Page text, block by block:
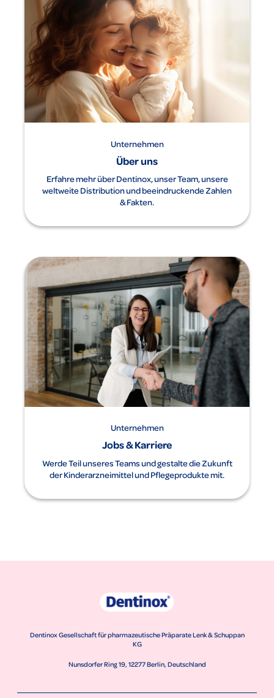
Unternehmen
Über uns
Erfahre mehr über Dentinox, unser Team, unsere
weltweite Distribution und beeindruckende Zahlen
& Fakten.
Unternehmen
Jobs & Karriere
Werde Teil unseres Teams und gestalte die Zukunft
der Kinderarzneimittel und Pflegeprodukte mit.
Dentinox Gesellschaft für pharmazeutische Präparate Lenk & Schuppan
KG
Nunsdorfer Ring 19, 12277 Berlin, Deutschland